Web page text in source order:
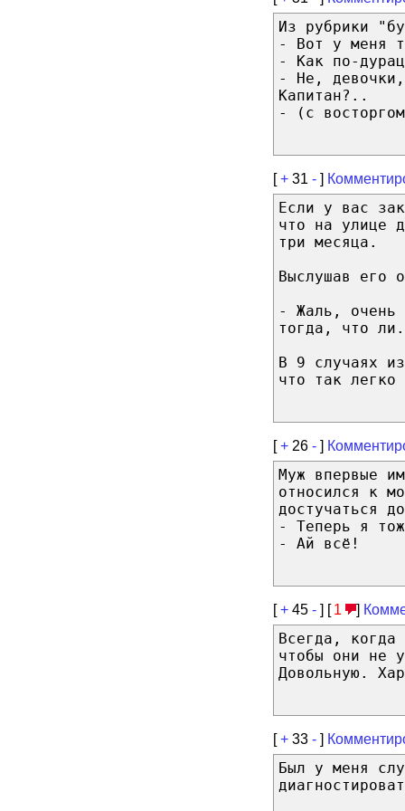
Из рубрики
- Вот у меня
- Как по-
- Не, девочки,
Капитан?..
- (с
[+ 31 - ]
Если у вас
что на улице
три месяца.
Выслушав его
- Жаль, очень
тогда, что ли.
В 9 случаях
что так легко
[+ 26 - ]
Муж впервые
относился к
достучаться
- Теперь я
- Ай всё!
[+ 45 - ] [ 1 ]
Всегда,
чтобы они не
Довольную.
[+ 33 - ]
Был у меня